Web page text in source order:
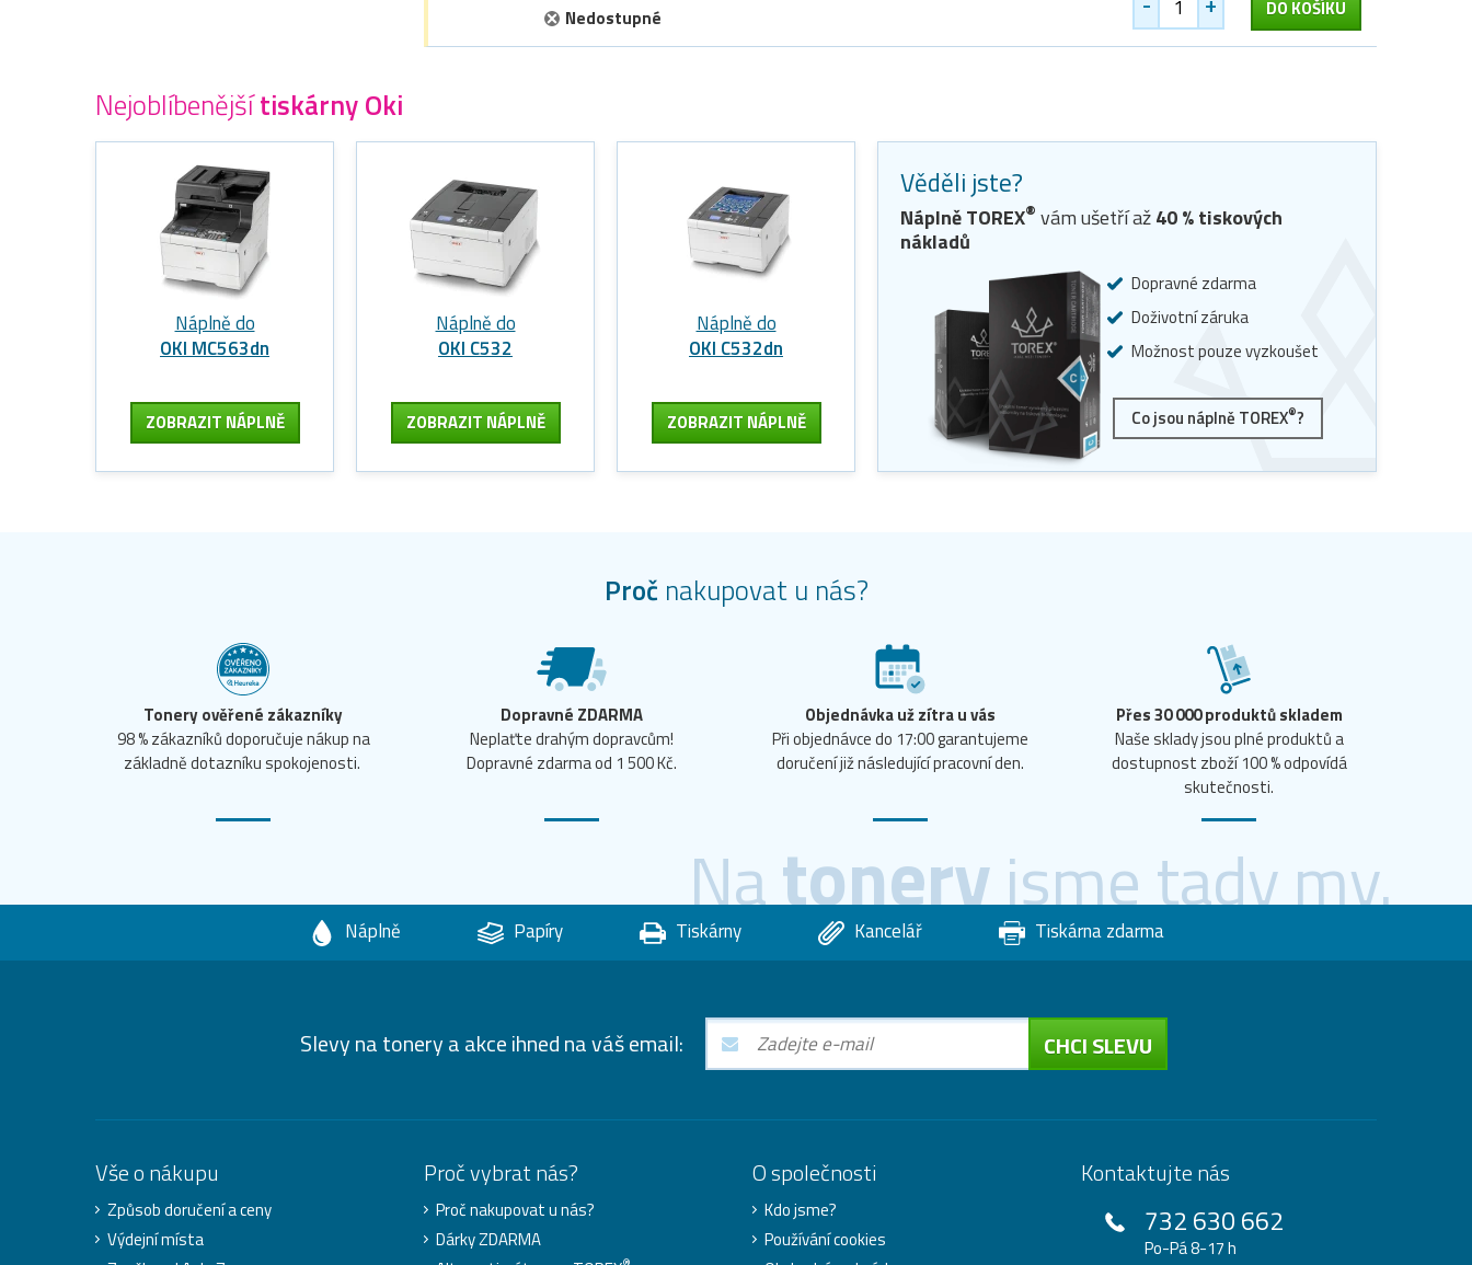
Nedostupné
DO KOŠÍKU
Nejoblíbenějšítiskárny Oki
Náplně do
OKI MC563dn
ZOBRAZIT NÁPLNĚ
Náplně do
OKI C532
ZOBRAZIT NÁPLNĚ
Náplně do
OKI C532dn
ZOBRAZIT NÁPLNĚ
Věděli jste?
Náplně TOREX® vám ušetří až40% tiskových
nákladů
Dopravné zdarma
Doživotní záruka
Možnost pouze vyzkoušet
Co jsou náplně TOREX®?
Proč nakupovat u nás?
Tonery ověřené zákazníky
98 % zákazníků doporučuje nákup na
základně dotazníku spokojenosti.
Dopravné ZDARMA
Neplaťte drahým dopravcům!
Dopravné zdarma od 1 500 Kč.
Objednávka už zítra u vás
Při objednávce do 17:00 garantujeme
doručení již následující pracovní den.
Přes 30 000 produktů skladem
Naše sklady jsou plné produktů a
dostupnost zboží 100 % odpovídá
skutečnosti.
Natoneryjsme tady my.
Náplně Papíry Tiskárny Kancelář Tiskárna zdarma
Slevy na tonery a akce ihned na váš email: CHCI SLEVU
Vše o nákupu
Způsob doručení a ceny
Výdejní místa
Proč vybrat nás?
Proč nakupovat u nás?
Dárky ZDARMA
O společnosti
Kdo jsme?
Používání cookies
Kontaktujte nás
732 630 662
Po-Pá 8-17 h